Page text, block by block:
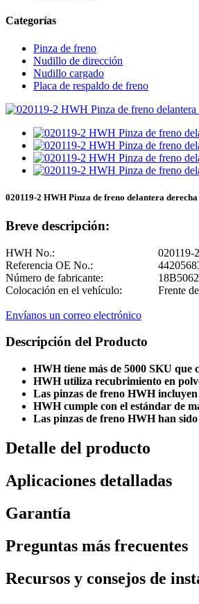
Categorías
Pinza de freno
Nudillo de dirección
Nudillo cargado
Placa de respaldo de freno
020119-2 HWH Pinza de freno delantera
Breve descripción:
HWH No.:
020119-2
Referencia OE No.:
Número de fabricante:
18B5062
Colocación en el vehículo:
Frente
Envíanos un correo electrónico
Descripción del Producto
HWH tiene más de 5000 SKU que
HWH utiliza recubrimiento en
Las pinzas de freno HWH
HWH cumple con el estándar de
Las pinzas de freno HWH han
Detalle del producto
Aplicaciones detalladas
Garantía
Preguntas más frecuentes
Recursos y consejos de